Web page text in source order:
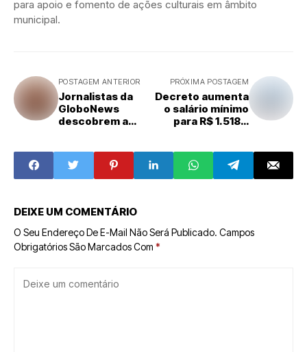
para apoio e fomento de ações culturais em âmbito
municipal.
POSTAGEM ANTERIOR
Jornalistas da
GloboNews
descobrem a
sobre o comando
de Janja
PRÓXIMA POSTAGEM
Decreto aumenta
o salário mínimo
para R$ 1.518 a
DEIXE UM COMENTÁRIO
O Seu Endereço De E-Mail Não Será Publicado. Campos
Obrigatórios São Marcados Com *